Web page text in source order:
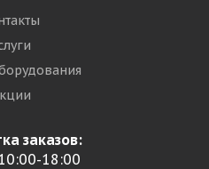
заказов:
18:00